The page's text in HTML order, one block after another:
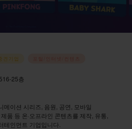
견기업
25층
메이션 시리즈, 음원, 공연, 모바일
품 등 온·오프라인 콘텐츠를 제작, 유통,
테인먼트 기업입니다.